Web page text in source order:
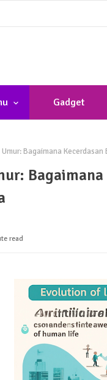
Gadget
Bagaimana
read